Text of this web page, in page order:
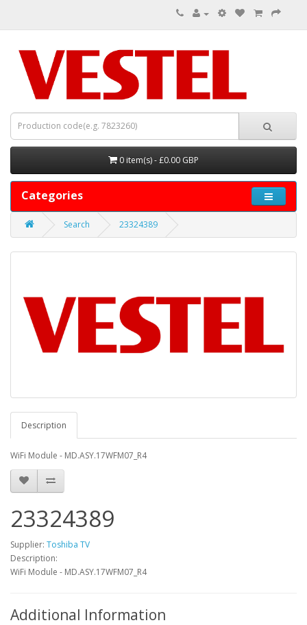
0 item(s) - £0.00 GBP
Categories
Search 23324389
Description
WiFi Module - MD.ASY.17WFM07_R4
23324389
Supplier: Toshiba TV
Description:
WiFi Module - MD.ASY.17WFM07_R4
Additional Information